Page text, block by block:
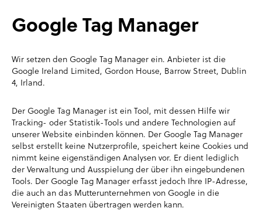
Google Tag Manager
Wir setzen den Google Tag Manager ein. Anbieter ist die
Google Ireland Limited, Gordon House, Barrow Street, Dublin
4, Irland.
Der Google Tag Manager ist ein Tool, mit dessen Hilfe wir
Tracking- oder Statistik-Tools und andere Technologien auf
unserer Website einbinden können. Der Google Tag Manager
selbst erstellt keine Nutzerprofile, speichert keine Cookies und
nimmt keine eigenständigen Analysen vor. Er dient lediglich
der Verwaltung und Ausspielung der über ihn eingebundenen
Tools. Der Google Tag Manager erfasst jedoch Ihre IP-Adresse,
die auch an das Mutterunternehmen von Google in die
Vereinigten Staaten übertragen werden kann.